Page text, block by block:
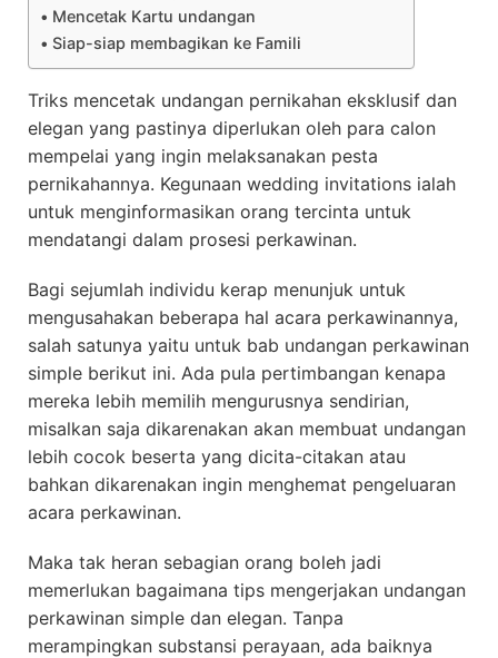
Mencetak Kartu undangan
Siap-siap membagikan ke Famili
Triks mencetak undangan pernikahan eksklusif dan
elegan yang pastinya diperlukan oleh para calon
mempelai yang ingin melaksanakan pesta
pernikahannya. Kegunaan wedding invitations ialah
untuk menginformasikan orang tercinta untuk
mendatangi dalam prosesi perkawinan.
Bagi sejumlah individu kerap menunjuk untuk
mengusahakan beberapa hal acara perkawinannya,
salah satunya yaitu untuk bab undangan perkawinan
simple berikut ini. Ada pula pertimbangan kenapa
mereka lebih memilih mengurusnya sendirian,
misalkan saja dikarenakan akan membuat undangan
lebih cocok beserta yang dicita-citakan atau
bahkan dikarenakan ingin menghemat pengeluaran
acara perkawinan.
Maka tak heran sebagian orang boleh jadi
memerlukan bagaimana tips mengerjakan undangan
perkawinan simple dan elegan. Tanpa
merampingkan substansi perayaan, ada baiknya